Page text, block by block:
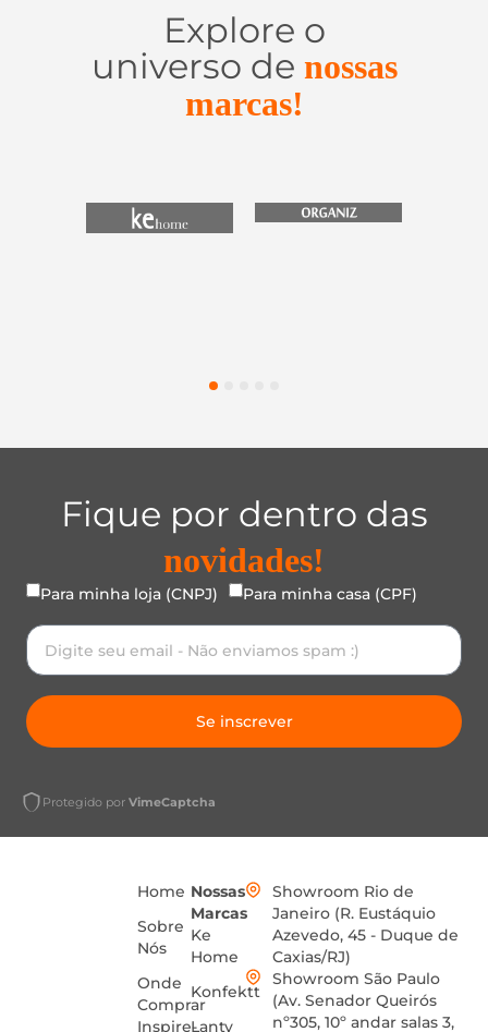
Explore o
universo de nossas
marcas!
45
Fique por dentro das
novidades!
Para minha loja (CNPJ) Para minha casa (CPF)
Se inscrever
Protegido por VimeCaptcha
Home
Sobre
Nós
Onde
Comprar
Inspire-
Nossas
Marcas
Ke
Home
Konfektt
Lanty
Showroom Rio de
Janeiro (R. Eustáquio
Azevedo, 45 - Duque de
Caxias/RJ)
Showroom São Paulo
(Av. Senador Queirós
nº305, 10º andar salas 3,